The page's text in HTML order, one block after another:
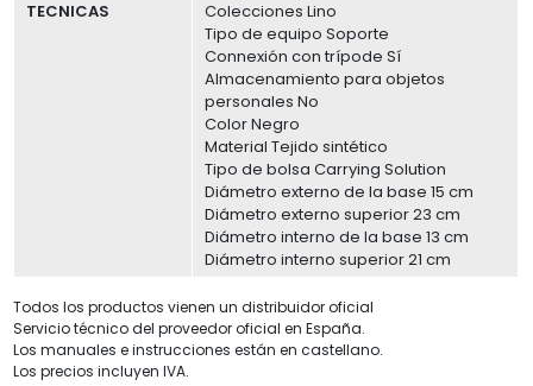
TECNICAS
Colecciones Lino
Tipo de equipo Soporte
Connexión con trípode Sí
Almacenamiento para objetos
personales No
Color Negro
Material Tejido sintético
Tipo de bolsa Carrying Solution
Diámetro externo de la base 15 cm
Diámetro externo superior 23 cm
Diámetro interno de la base 13 cm
Diámetro interno superior 21 cm
Todos los productos vienen un distribuidor oficial
Servicio técnico del proveedor oficial en España.
Los manuales e instrucciones están en castellano.
Los precios incluyen IVA.